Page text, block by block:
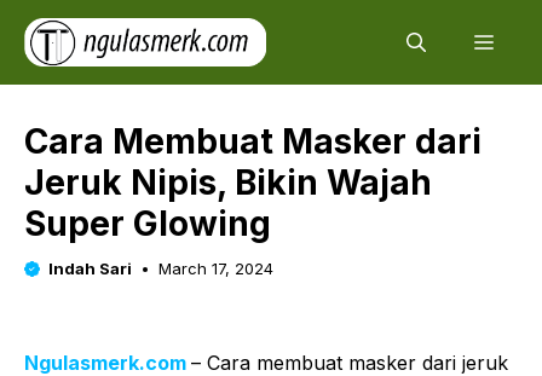
Skip
content
Cara Membuat Masker dari
Jeruk Nipis, Bikin Wajah
Super Glowing
Indah Sari March 17, 2024
Ngulasmerk.com – Cara membuat masker dari jeruk